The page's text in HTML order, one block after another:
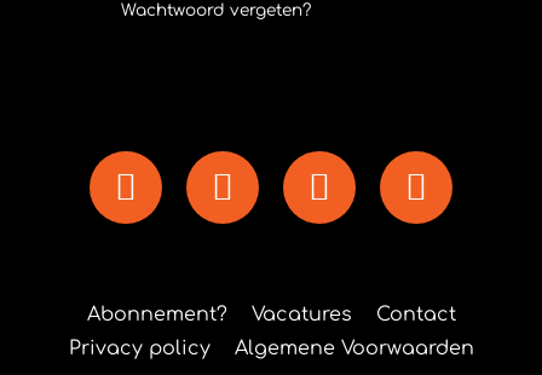
Wachtwoord vergeten?
Abonnement? Vacatures
Contact
Privacy policy
Algemene Voorwaarden